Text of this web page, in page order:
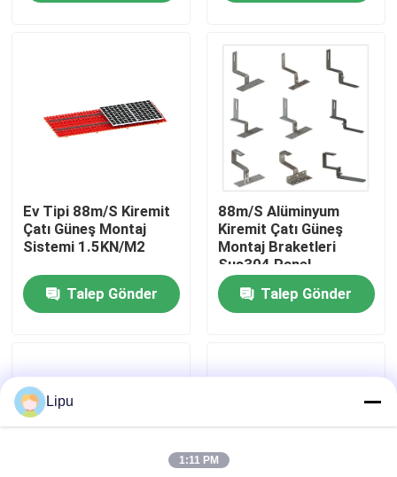
SG Gösterisi
Fabrika turu
Kalite kontrol
Vakalar
Solar PV Montaj Sistemleri
Ev Tipi 88m/S Kiremit
Çatı Güneş Montaj
Sistemi 1.5KN/M2
Talep Gönder
88m/S Alüminyum
Kiremit Çatı Güneş
Montaj Braketleri
Sus304 Panel
Talep Gönder
Lipu
1:11 PM